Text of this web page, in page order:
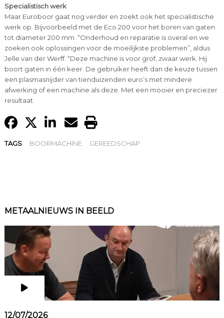
Specialistisch werk
Maar Euroboor gaat nog verder en zoekt ook het specialistische
werk op. Bijvoorbeeld met de Eco.200 voor het boren van gaten
tot diameter 200 mm. “Onderhoud en reparatie is overal en we
zoeken ook oplossingen voor de moeilijkste problemen”, aldus
Jelle van der Werff. “Deze machine is voor grof, zwaar werk. Hij
boort gaten in één keer. De gebruiker heeft dan de keuze tussen
een plasmasnijder van tienduizenden euro’s met mindere
afwerking of een machine als deze. Met een mooier en preciezer
resultaat.
TAGS BOORMACHINE GEREEDSCHAP
METAALNIEUWS IN BEELD
12/07/2026